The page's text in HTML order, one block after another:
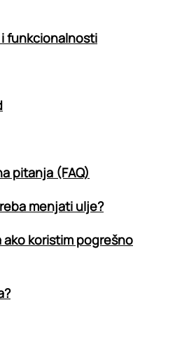
funkcionalnosti
pitanja (FAQ)
menjati ulje?
ako koristim pogrešno